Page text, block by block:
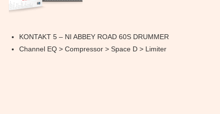
KONTAKT 5 – NI ABBEY ROAD 60S DRUMMER
Channel EQ > Compressor > Space D > Limiter